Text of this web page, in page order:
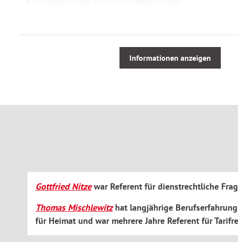
Wechsel von Tarifen und Versicherungen
Informationen anzeigen
Gottfried Nitzewar Referent für dienstrechtliche
Thomas Mischlewitzhat langjährige
für Heimat und war mehrere Jahre Referent für